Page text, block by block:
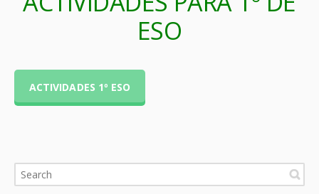
ESO
ACTIVIDADES 1º ESO